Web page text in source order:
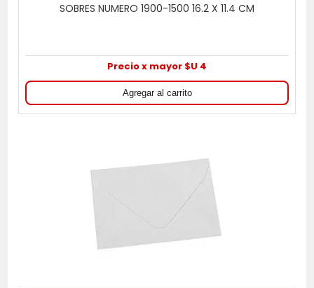
SOBRES NUMERO 1900-1500 16.2 X 11.4 CM
Precio x mayor $U 4